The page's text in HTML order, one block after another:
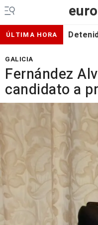
ÚLTIMA HORA
GALICIA
Fernández
candidato a